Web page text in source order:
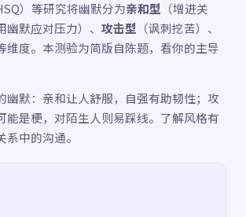
）等研究将幽默分为亲和型 （增进关
幽默应对压力）、 攻击型 （讽刺挖苦）、
维度。本测验为简版自陈题，看你的主导
幽默：亲和让人舒服，自强有助韧性；攻
能是梗，对陌生人则易踩线。了解风格有
中的沟通。